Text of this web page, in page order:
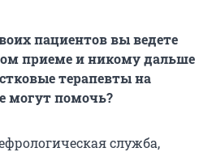
пациентов вы ведете
приеме и никому дальше
терапевты на
могут помочь?
служба,